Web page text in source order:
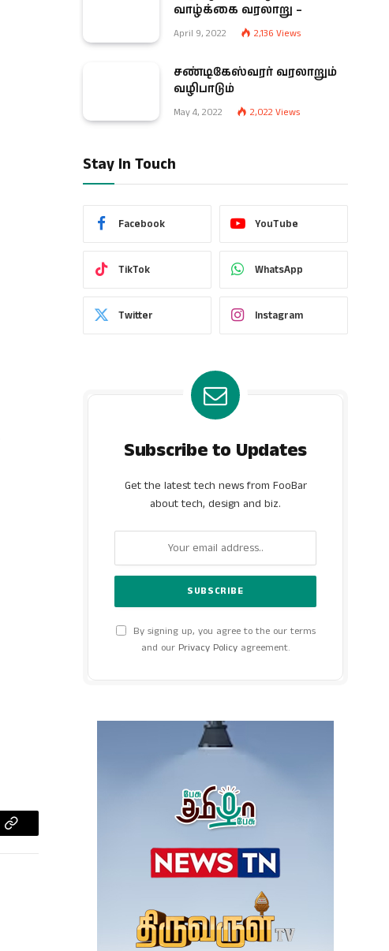
Copy
வாழ்க்கை வரலாறு –
April 9, 2022 2,136 Views
சண்டிகேஸ்வரர் வரலாறும்
வழிபாடும்
May 4, 2022 2,022 Views
Stay In Touch
Facebook YouTube
TikTok WhatsApp
Twitter Instagram
Subscribe to Updates
Get the latest tech news from FooBar
about tech, design and biz.
By signing up, you agree to the our terms
and our Privacy Policy agreement.